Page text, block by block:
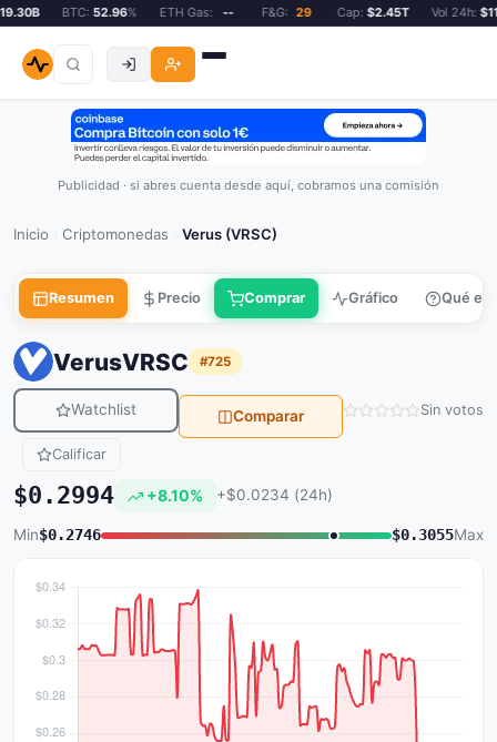
BTC:52.96% ETH Gas: -- F&G: 29 Cap:$2.45T Vol 24h:
Publicidad · si abres cuenta desde aquí, cobramos una comisión
Inicio Criptomonedas Verus (VRSC)
Resumen Precio Comprar Gráfico Qué es
VerusVRSC #725
Watchlist Comparar Sin votos
Calificar
$0.2994 +8.10% +$0.0234 (24h)
Min$0.2746 $0.3055Max